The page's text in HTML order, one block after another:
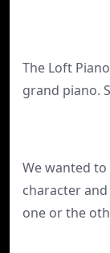
The Loft
grand piano.
We wanted
character
one or the